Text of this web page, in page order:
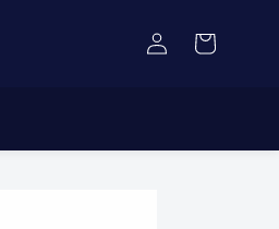
Iniciar
sesión
Carrito